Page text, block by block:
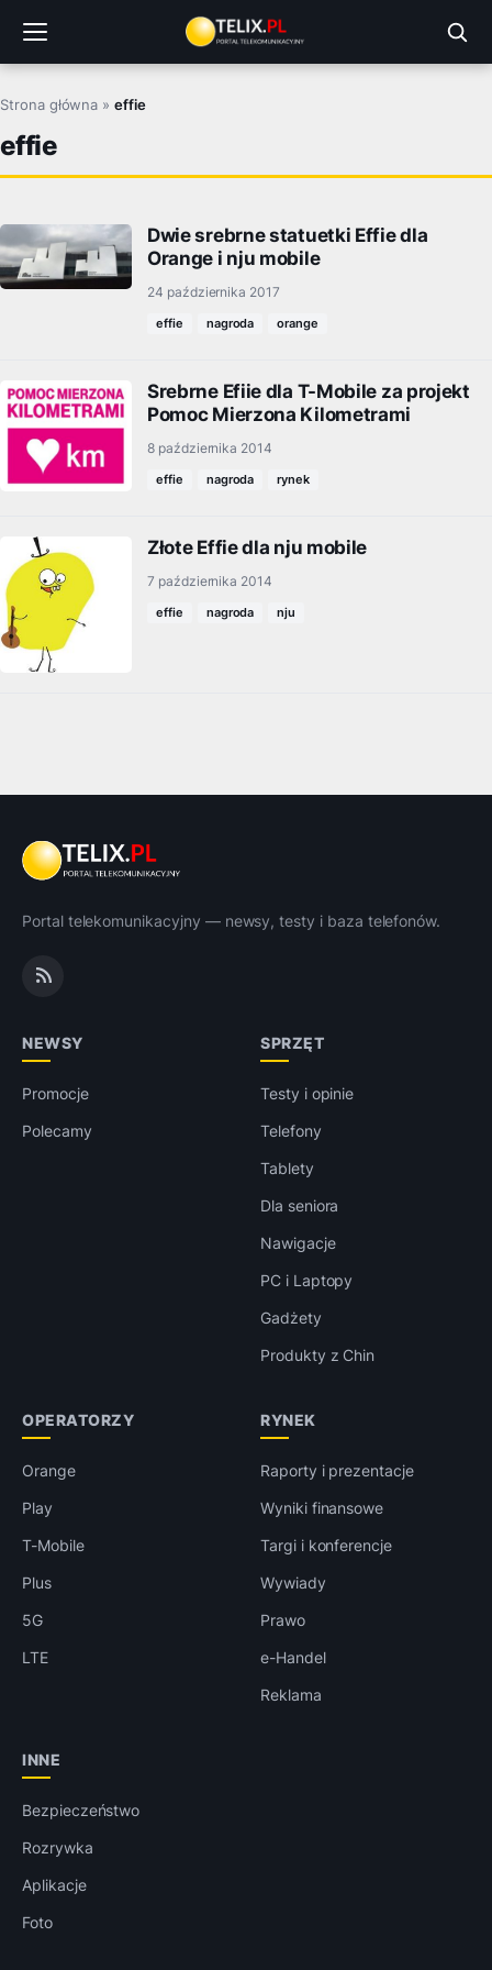
treści
Strona główna »effie
effie
Dwie srebrne statuetki Effie dla
Orange i nju mobile
24 października 2017
effie nagroda orange
Srebrne Efiie dla T-Mobile za projekt
Pomoc Mierzona Kilometrami
8 października 2014
effie nagroda rynek
Złote Effie dla nju mobile
7 października 2014
effie nagroda nju
Portal telekomunikacyjny — newsy, testy i baza telefonów.
NEWSY
Promocje
Polecamy
SPRZĘT
Testy i opinie
Telefony
Tablety
Dla seniora
Nawigacje
PC i Laptopy
Gadżety
Produkty z Chin
OPERATORZY
Orange
Play
T-Mobile
Plus
5G
LTE
RYNEK
Raporty i prezentacje
Wyniki finansowe
Targi i konferencje
Wywiady
Prawo
e-Handel
Reklama
INNE
Bezpieczeństwo
Rozrywka
Aplikacje
Foto